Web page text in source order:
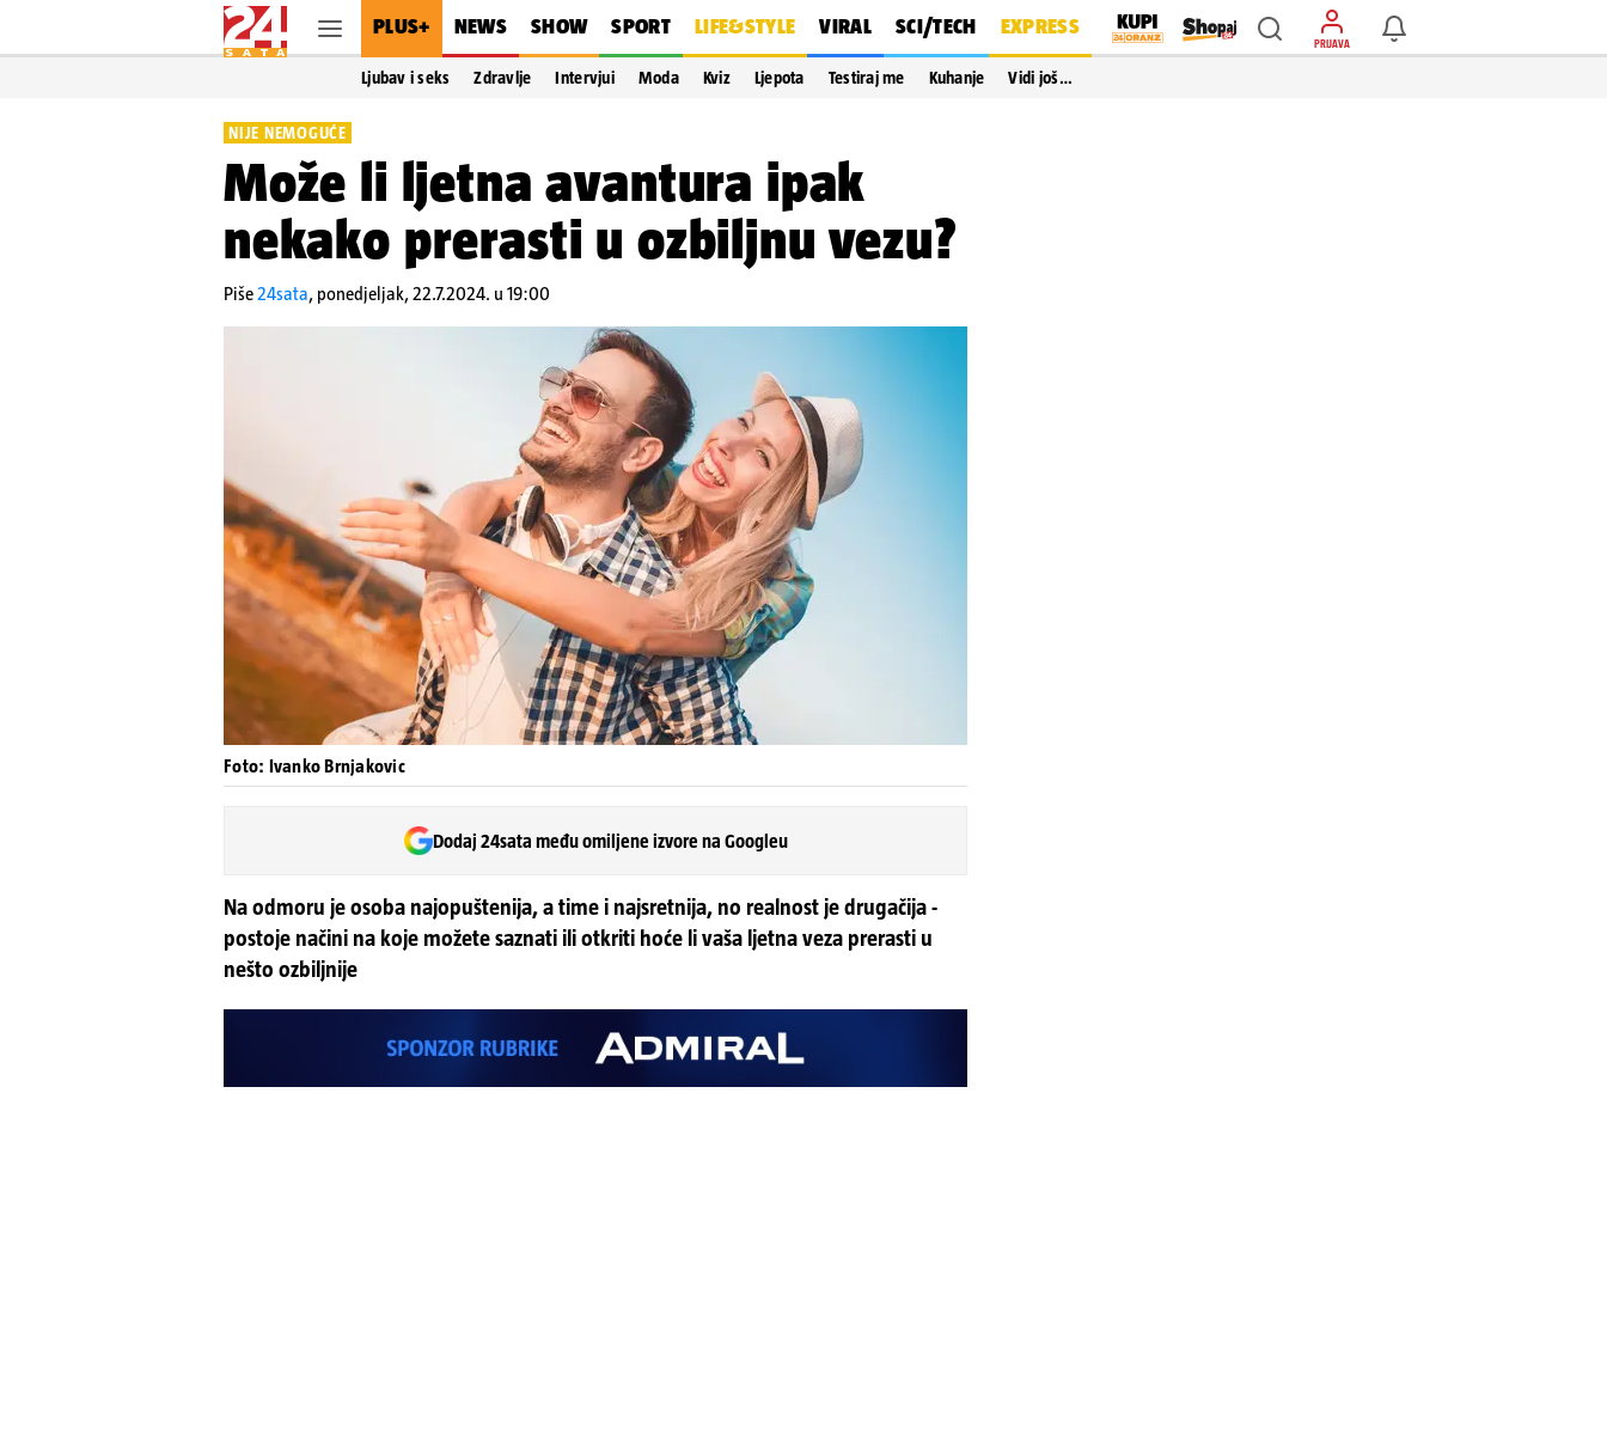
PLUS+ NEWS SHOW SPORT LIFE&STYLE VIRAL SCI/TECH EXPRESS
PRIJAVA
Ljubav i seks Zdravlje Intervjui Moda Kviz Ljepota Testiraj me Kuhanje Vidi još…
NIJE NEMOGUĆE
Može li ljetna avantura ipak
nekako prerasti u ozbiljnu vezu?
Piše24sata, ponedjeljak, 22.7.2024. u 19:00
Foto: Ivanko Brnjakovic
Dodaj 24sata među omiljene izvore na Googleu
Na odmoru je osoba najopuštenija, a time i najsretnija, no realnost je drugačija -
postoje načini na koje možete saznati ili otkriti hoće li vaša ljetna veza prerasti u
nešto ozbiljnije